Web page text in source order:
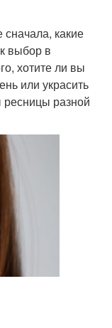
какие
выбор в
хотите ли вы
или украсить
разной